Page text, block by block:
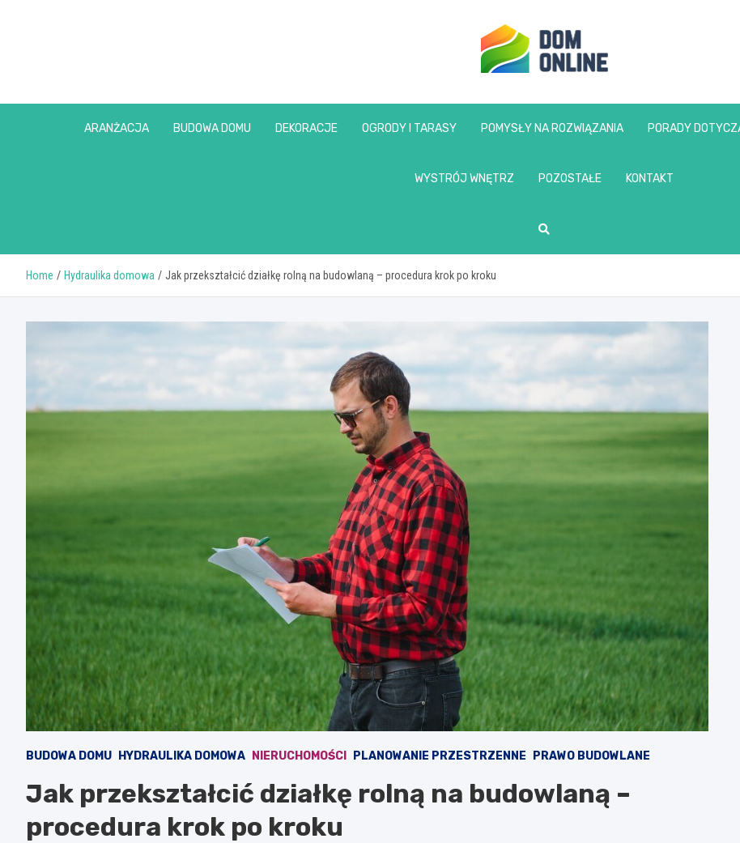
www.domonline.pl
ARANŻACJA BUDOWA DOMU DEKORACJE OGRODY I TARASY POMYSŁY NA ROZWIĄZANIA PORADY
WYSTRÓJ WNĘTRZ POZOSTAŁE KONTAKT
Home Hydraulika domowa Jak przekształcić działkę rolną na budowlaną – procedura krok po kroku
BUDOWA DOMU HYDRAULIKA DOMOWA NIERUCHOMOŚCI PLANOWANIE PRZESTRZENNE PRAWO BUDOWLANE
Jak przekształcić działkę rolną na budowlaną –
procedura krok po kroku